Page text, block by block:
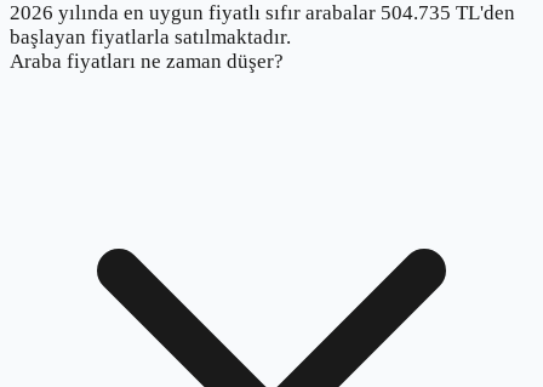
2026 yılında en uygun fiyatlı sıfır arabalar 504.735 TL'den
başlayan fiyatlarla satılmaktadır.
Araba fiyatları ne zaman düşer?